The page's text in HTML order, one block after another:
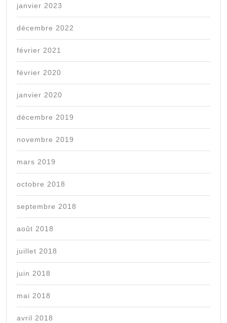
janvier 2023
décembre 2022
février 2021
février 2020
janvier 2020
décembre 2019
novembre 2019
mars 2019
octobre 2018
septembre 2018
août 2018
juillet 2018
juin 2018
mai 2018
avril 2018